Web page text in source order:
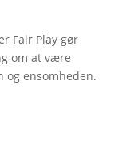
Fair Play gør
om at være
og ensomheden.